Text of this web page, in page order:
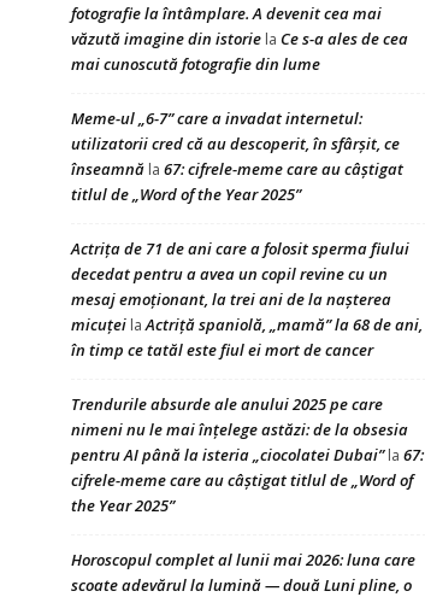
fotografie la întâmplare. A devenit cea mai
văzută imagine din istorie la Ce s-a ales de cea
mai cunoscută fotografie din lume
Meme-ul „6-7” care a invadat internetul:
utilizatorii cred că au descoperit, în sfârșit, ce
înseamnă la 67: cifrele-meme care au câștigat
titlul de „Word of the Year 2025”
Actrița de 71 de ani care a folosit sperma fiului
decedat pentru a avea un copil revine cu un
mesaj emoționant, la trei ani de la nașterea
micuței laActriță spaniolă, „mamă” la 68 de ani,
în timp ce tatăl este fiul ei mort de cancer
Trendurile absurde ale anului 2025 pe care
nimeni nu le mai înțelege astăzi: de la obsesia
pentru AI până la isteria „ciocolatei Dubai”la 67:
cifrele-meme care au câștigat titlul de „Word of
the Year 2025”
Horoscopul complet al lunii mai 2026: luna care
scoate adevărul la lumină — două Luni pline, o